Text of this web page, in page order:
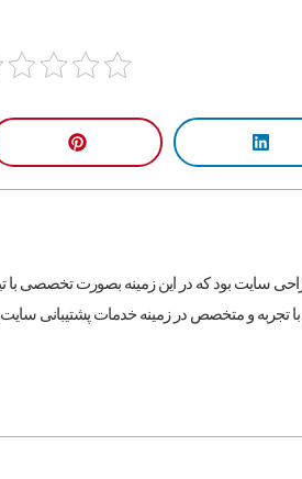
از سال ۸۸ در زمینه طراحی سایت بود که در این زمینه بصورت
با تجربه و متخصص در زمینه خدمات پشتیبانی